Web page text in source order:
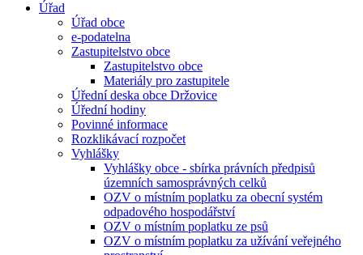
Úřad
Úřad obce
e-podatelna
Zastupitelstvo obce
Zastupitelstvo obce
Materiály pro zastupitele
Úřední deska obce Držovice
Úřední hodiny
Povinné informace
Rozklikávací rozpočet
Vyhlášky
Vyhlášky obce - sbírka právních předpisů
územních samosprávných celků
OZV o místním poplatku za obecní systém
odpadového hospodářství
OZV o místním poplatku ze psů
OZV o místním poplatku za užívání veřejného